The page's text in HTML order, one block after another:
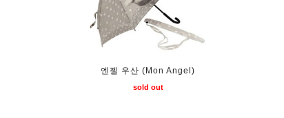
엔젤 우산 (Mon Angel)
sold out